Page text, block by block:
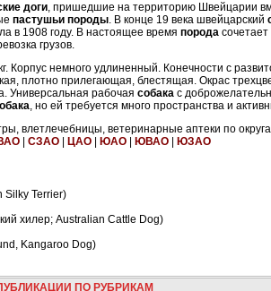
доги, пришедшие на территорию Швейцарии
пастушьи породы. В конце 19 века швейцарский
в 1908 году. В настоящее время порода
грузов.
Корпус немного удлиненный. Конечности с
плотно прилегающая, блестящая. Окрас
Универсальная рабочая собака с
, но ей требуется много пространства и
влетлечебницы, ветеринарные аптеки по
СЗАО ЦАО ЮАО ЮВАО
ЮЗАО
Silky Terrier)
хилер; Australian Cattle Dog)
Kangaroo Dog)
ПО РУБРИКАМ